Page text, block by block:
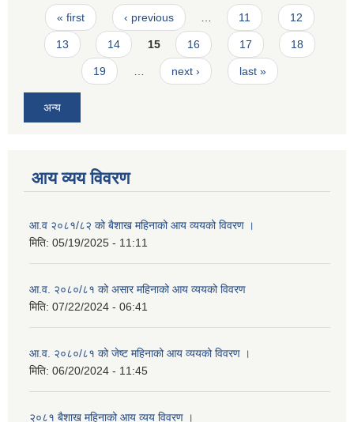
Pages
« first ‹ previous 11 12
13 14 15 16 17 18
19 next › last »
अन्य
आय व्यय विवरण
आ.व २०८१/८२ को बैशाख महिनाको आय व्ययको विवरण ।
मिति: 05/19/2025 - 11:11
आ.व. २०८०/८१ को असार महिनाको आय व्ययको विवरण
मिति: 07/22/2024 - 06:41
आ.व. २०८०/८१ को जेष्ट महिनाको आय व्ययको विवरण ।
मिति: 06/20/2024 - 11:45
२०८१ बैशाख महिनाको आय व्यय विवरण ।